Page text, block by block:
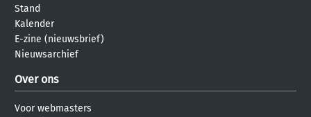
Stand
Kalender
E-zine (nieuwsbrief)
Nieuwsarchief
Over ons
Voor webmasters